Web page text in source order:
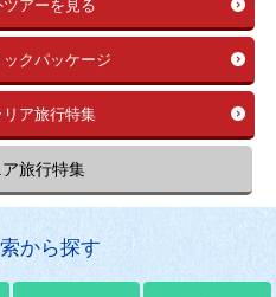
クパッケージ
ア旅行特集
旅行特集
から探す